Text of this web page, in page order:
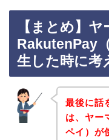
【まとめ】
RakutenPay
生した時に考
最後に話
は、ヤー
ペイ）が